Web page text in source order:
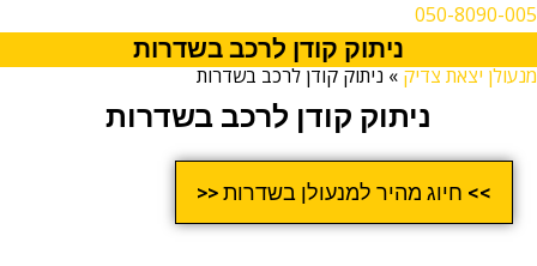
050-8090-005
ניתוק קודן לרכב בשדרות
מנעולן יצאת צדיק»ניתוק קודן לרכב בשדרות
ניתוק קודן לרכב בשדרות
>> חיוג מהיר למנעולן בשדרות <<